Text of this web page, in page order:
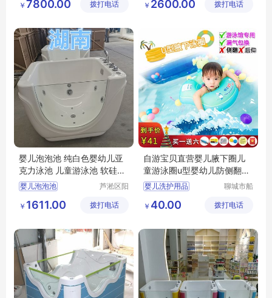
亚克力小儿游泳浴缸
童游泳馆
￥ 7800.00 拨打电话
儿童游泳池
乐设备有
￥ 2600.00 拨打电话
婴儿泡泡池 纯白色婴幼儿亚
克力泳池 儿童游泳池 软硅胶
澡盆
婴儿泡泡池
儿童游泳池
芦淞区阳
童游泳馆
￥ 1611.00 拨打电话
自游宝贝直营婴儿腋下圈儿
童游泳圈u型婴幼儿防侧翻双
气囊安全圈
婴儿洗护用品
母婴店洗护用品
聊城市船
乐设备有
￥ 40.00 拨打电话